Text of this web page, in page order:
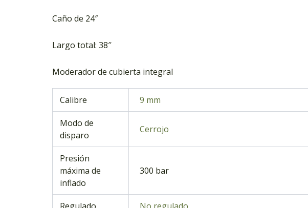
Caño de 24″
Largo total: 38″
Moderador de cubierta integral
Calibre 9 mm
Modo de
disparo
Cerrojo
Presión
máxima de
inflado
300 bar